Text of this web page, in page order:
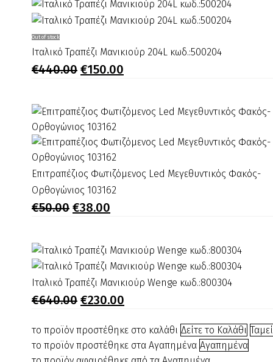
Ιταλικό
Τραπέζι
Μανικιούρ
Out of stock
Ιταλικό Τραπέζι Μανικιούρ 204L κωδ.:500204
€440.00 Original
€440.00.
€150.00
είναι:
€150.00.
Επιτραπέζιος
Φωτιζόμενος
Led
Ορθογώνιος
103162
Επιτραπέζιος Φωτιζόμενος Led Μεγεθυντικός Φακός-
Ορθογώνιος 103162
€50.00 Original
€50.00.
€38.00
είναι:
€38.00.
Ιταλικό
Τραπέζι
Wenge
κωδ.:800304
Ιταλικό Τραπέζι Μανικιούρ Wenge κωδ.:800304
€640.00 Original
€640.00.
€230.00
είναι:
€230.00.
το προϊόν προστέθηκε στο καλάθι Δείτε το Καλάθι
το προϊόν προστέθηκε στα Αγαπημένα Αγαπημένα